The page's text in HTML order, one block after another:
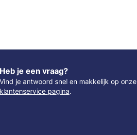
Heb je een vraag?
Vind je antwoord snel en makkelijk op onze
klantenservice pagina.